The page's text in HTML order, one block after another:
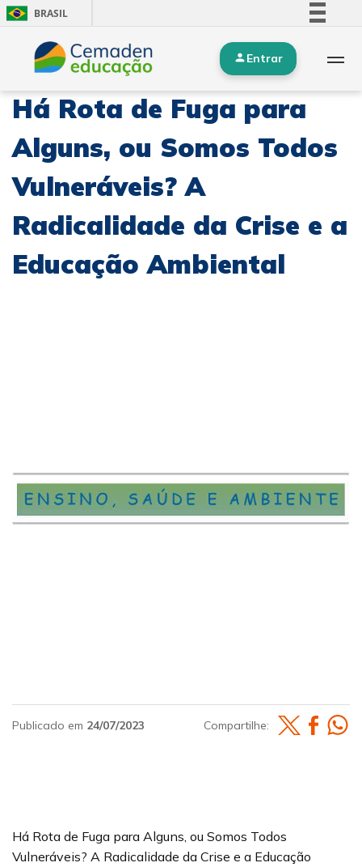
BRASIL
Simplifique!
Comunica BR
Acesso à informação
Legislação
Canais
Entrar
Há Rota de Fuga para
Alguns, ou Somos Todos
Vulneráveis? A
Radicalidade da Crise e a
Educação Ambiental
Publicado em 24/07/2023 Compartilhe:
Há Rota de Fuga para Alguns, ou Somos Todos
Vulneráveis? A Radicalidade da Crise e a Educação